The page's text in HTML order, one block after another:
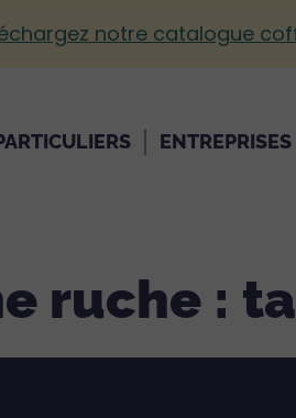
notre catalogue
ENTREPRISES
ruche :